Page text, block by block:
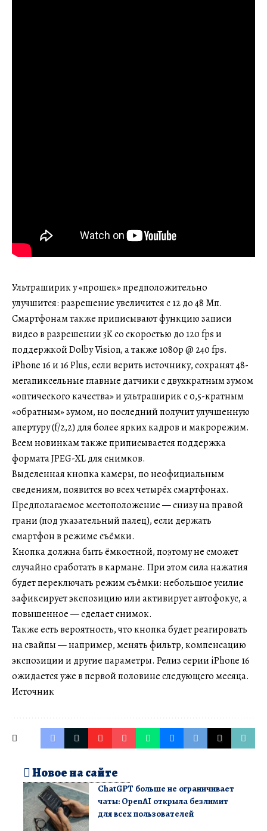
Ультраширик у «прошек» предположительно
улучшится: разрешение увеличится с 12 до 48 Мп.
Смартфонам также приписывают функцию записи
видео в разрешении 3K со скоростью до 120 fps и
поддержкой Dolby Vision, а также 1080p @ 240 fps.
iPhone 16 и 16 Plus, если верить источнику, сохранят 48-
мегапиксельные главные датчики с двухкратным зумом
«оптического качества» и ультраширик с 0,5-кратным
«обратным» зумом, но последний получит улучшенную
апертуру (f/2,2) для более ярких кадров и макрорежим.
Всем новинкам также приписывается поддержка
формата JPEG-XL для снимков.
Выделенная кнопка камеры, по неофициальным
сведениям, появится во всех четырёх смартфонах.
Предполагаемое местоположение — снизу на правой
грани (под указательный палец), если держать
смартфон в режиме съёмки.
Кнопка должна быть ёмкостной, поэтому не сможет
случайно сработать в кармане. При этом сила нажатия
будет переключать режим съёмки: небольшое усилие
зафиксирует экспозицию или активирует автофокус, а
повышенное — сделает снимок.
Также есть вероятность, что кнопка будет реагировать
на свайпы — например, менять фильтр, компенсацию
экспозиции и другие параметры. Релиз серии iPhone 16
ожидается уже в первой половине следующего месяца.
Источник
Новое на сайте
ChatGPT больше не ограничивает
чаты: OpenAI открыла безлимит
для всех пользователей